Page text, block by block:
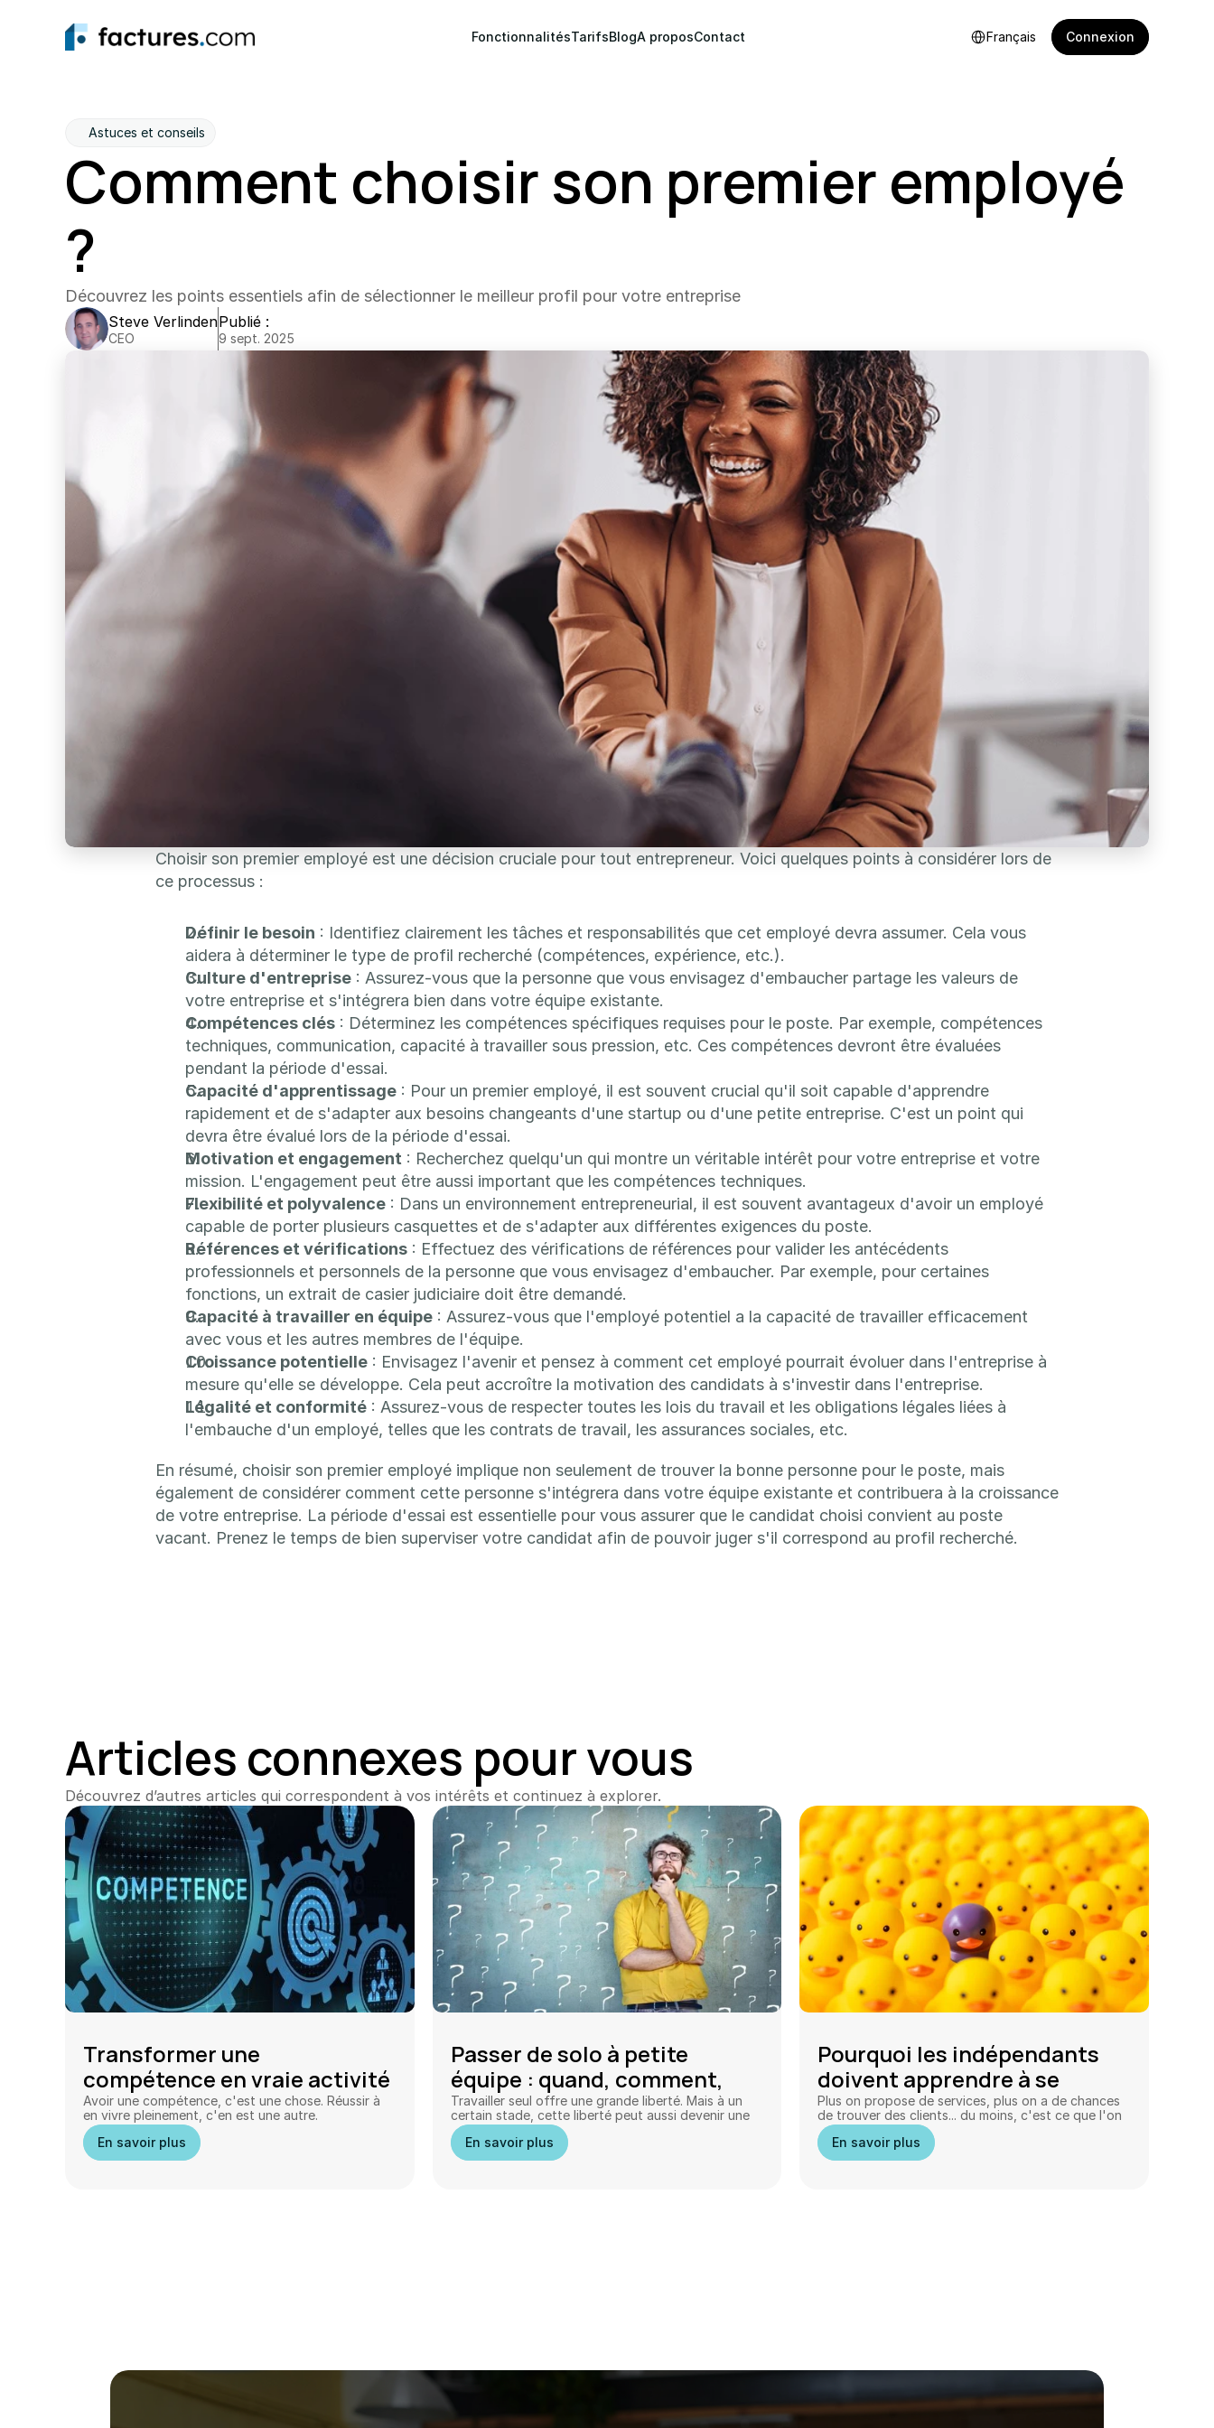
FonctionnalitésTarifsBlogA proposContact Connexion
Français
Astuces et conseils
Comment choisir son premier employé
?
Découvrez les points essentiels afin de sélectionner le meilleur profil pour votre entreprise
Steve Verlinden
CEO
Publié :
9 sept. 2025
Choisir son premier employé est une décision cruciale pour tout entrepreneur. Voici quelques points à considérer lors de
ce processus :
Définir le besoin : Identifiez clairement les tâches et responsabilités que cet employé devra assumer. Cela vous
aidera à déterminer le type de profil recherché (compétences, expérience, etc.).
Culture d'entreprise : Assurez-vous que la personne que vous envisagez d'embaucher partage les valeurs de
votre entreprise et s'intégrera bien dans votre équipe existante.
Compétences clés : Déterminez les compétences spécifiques requises pour le poste. Par exemple, compétences
techniques, communication, capacité à travailler sous pression, etc. Ces compétences devront être évaluées
pendant la période d'essai.
Capacité d'apprentissage : Pour un premier employé, il est souvent crucial qu'il soit capable d'apprendre
rapidement et de s'adapter aux besoins changeants d'une startup ou d'une petite entreprise. C'est un point qui
devra être évalué lors de la période d'essai.
Motivation et engagement : Recherchez quelqu'un qui montre un véritable intérêt pour votre entreprise et votre
mission. L'engagement peut être aussi important que les compétences techniques.
Flexibilité et polyvalence : Dans un environnement entrepreneurial, il est souvent avantageux d'avoir un employé
capable de porter plusieurs casquettes et de s'adapter aux différentes exigences du poste.
Références et vérifications : Effectuez des vérifications de références pour valider les antécédents
professionnels et personnels de la personne que vous envisagez d'embaucher. Par exemple, pour certaines
fonctions, un extrait de casier judiciaire doit être demandé.
Capacité à travailler en équipe : Assurez-vous que l'employé potentiel a la capacité de travailler efficacement
avec vous et les autres membres de l'équipe.
Croissance potentielle : Envisagez l'avenir et pensez à comment cet employé pourrait évoluer dans l'entreprise à
mesure qu'elle se développe. Cela peut accroître la motivation des candidats à s'investir dans l'entreprise.
Légalité et conformité : Assurez-vous de respecter toutes les lois du travail et les obligations légales liées à
l'embauche d'un employé, telles que les contrats de travail, les assurances sociales, etc.
En résumé, choisir son premier employé implique non seulement de trouver la bonne personne pour le poste, mais
également de considérer comment cette personne s'intégrera dans votre équipe existante et contribuera à la croissance
de votre entreprise. La période d'essai est essentielle pour vous assurer que le candidat choisi convient au poste
vacant. Prenez le temps de bien superviser votre candidat afin de pouvoir juger s'il correspond au profil recherché.
Articles connexes pour vous
Découvrez d’autres articles qui correspondent à vos intérêts et continuez à explorer.
Transformer une
compétence en vraie activité
rentable
Avoir une compétence, c'est une chose. Réussir à
en vivre pleinement, c'en est une autre.
En savoir plus
Passer de solo à petite
équipe : quand, comment,
pourquoi
Travailler seul offre une grande liberté. Mais à un
certain stade, cette liberté peut aussi devenir une
limite.
En savoir plus
Pourquoi les indépendants
doivent apprendre à se
spécialiser
Plus on propose de services, plus on a de chances
de trouver des clients... du moins, c'est ce que l'on
croit. En réalité, vouloir tout faire peut devenir un
frein à la croissance, à la visibilité et même à la
sérénité.
En savoir plus